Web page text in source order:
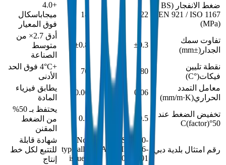
ضغط الانفجار (BS
EN 921 / ISO 1167)
(
MPa
)
22
18
+4.0
ميجاباسكال
فوق المعيار
تفاوت سمك
الجدار (
±mm
)
±0.3
±0.8
أدق 2.7× من
متوسط
الصناعة
نقطة تليين
فيكات(
°C
)
80
76
+4°C فوق الحد
الأدنى
معامل التمدد
الحراري(
mm/m·K
)
0.06
0.06
يطابق فيزياء
المادة
تخفيض الضغط عند
50°C
(factor)
0.5
0.5
يحتفظ بـ 50%
من الضغط
المقنن
رقم امتثال بلدية دبي
DM-SCH40-
ASTMD2466-
2024-001
Not
typically
issued
شهادة قابلة
للتتبع لكل خط
إنتاج